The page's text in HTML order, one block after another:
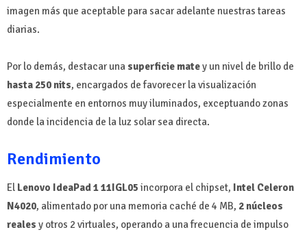
imagen más que aceptable para sacar adelante nuestras tareas
diarias.
Por lo demás, destacar una superficie matey un nivel de brillo de
hasta 250 nits, encargados de favorecer la visualización
especialmente en entornos muy iluminados, exceptuando zonas
donde la incidencia de la luz solar sea directa.
Rendimiento
El Lenovo IdeaPad 1 11IGL05 incorpora el chipset, Intel Celeron
N4020, alimentado por una memoria caché de 4 MB, 2 núcleos
reales y otros 2 virtuales, operando a una frecuencia de impulso